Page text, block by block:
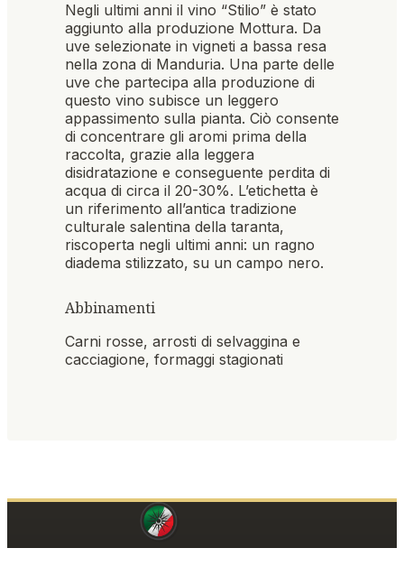
Negli ultimi anni il vino “Stilio” è stato
aggiunto alla produzione Mottura. Da
uve selezionate in vigneti a bassa resa
nella zona di Manduria. Una parte delle
uve che partecipa alla produzione di
questo vino subisce un leggero
appassimento sulla pianta. Ciò consente
di concentrare gli aromi prima della
raccolta, grazie alla leggera
disidratazione e conseguente perdita di
acqua di circa il 20-30%. L’etichetta è
un riferimento all’antica tradizione
culturale salentina della taranta,
riscoperta negli ultimi anni: un ragno
diadema stilizzato, su un campo nero.
Abbinamenti
Carni rosse, arrosti di selvaggina e
cacciagione, formaggi stagionati